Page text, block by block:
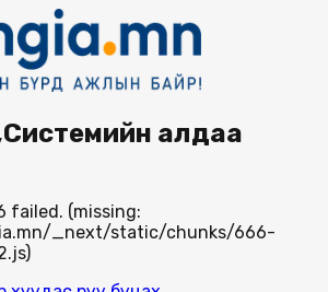
алдаа
failed. (missing:
_next/static/chunks/666-